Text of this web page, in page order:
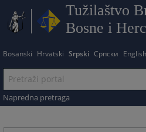
Tužilaštvo
Bosne i
Bosanski Hrvatski Srpski Српски English
Napredna pretraga